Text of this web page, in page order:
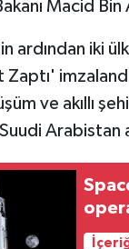
Macid
ardından iki
ve akıllı